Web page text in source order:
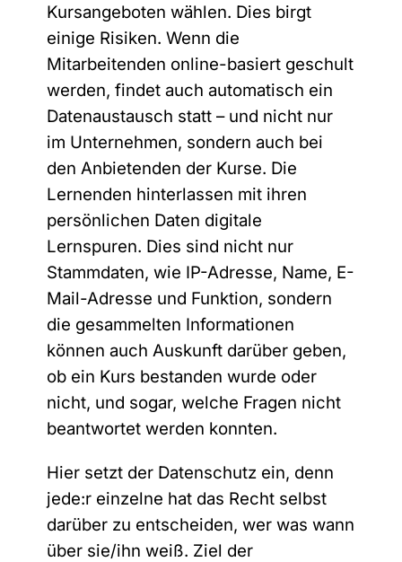
Kursangeboten wählen. Dies birgt
einige Risiken. Wenn die
Mitarbeitenden online-basiert geschult
werden, findet auch automatisch ein
Datenaustausch statt – und nicht nur
im Unternehmen, sondern auch bei
den Anbietenden der Kurse. Die
Lernenden hinterlassen mit ihren
persönlichen Daten digitale
Lernspuren. Dies sind nicht nur
Stammdaten, wie IP-Adresse, Name, E-
Mail-Adresse und Funktion, sondern
die gesammelten Informationen
können auch Auskunft darüber geben,
ob ein Kurs bestanden wurde oder
nicht, und sogar, welche Fragen nicht
beantwortet werden konnten.
Hier setzt der Datenschutz ein, denn
jede:r einzelne hat das Recht selbst
darüber zu entscheiden, wer was wann
über sie/ihn weiß. Ziel der